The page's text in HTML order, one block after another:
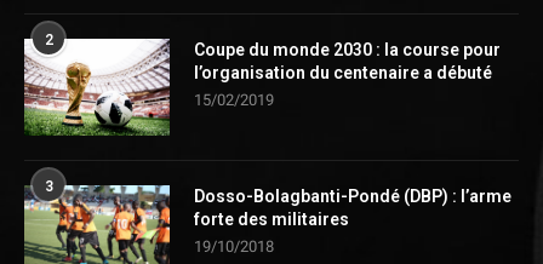
2
Coupe du monde 2030 : la course pour
l’organisation du centenaire a débuté
15/02/2019
3
Dosso-Bolagbanti-Pondé (DBP) : l’arme
forte des militaires
19/10/2018